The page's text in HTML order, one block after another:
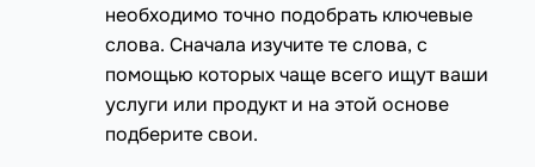
необходимо точно подобрать ключевые
слова. Сначала изучите те слова, с
помощью которых чаще всего ищут ваши
услуги или продукт и на этой основе
подберите свои.